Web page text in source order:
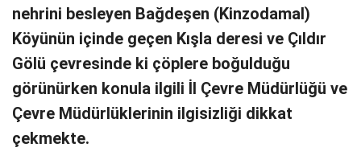
nehrini besleyen Bağdeşen (Kinzodamal)
Köyünün içinde geçen Kışla deresi ve Çıldır
Gölü çevresinde ki çöplere boğulduğu
görünürken konula ilgili İl Çevre Müdürlüğü ve
Çevre Müdürlüklerinin ilgisizliği dikkat
çekmekte.